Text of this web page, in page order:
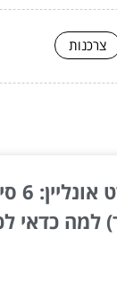
צרכנות
הימורי
למה כדאי